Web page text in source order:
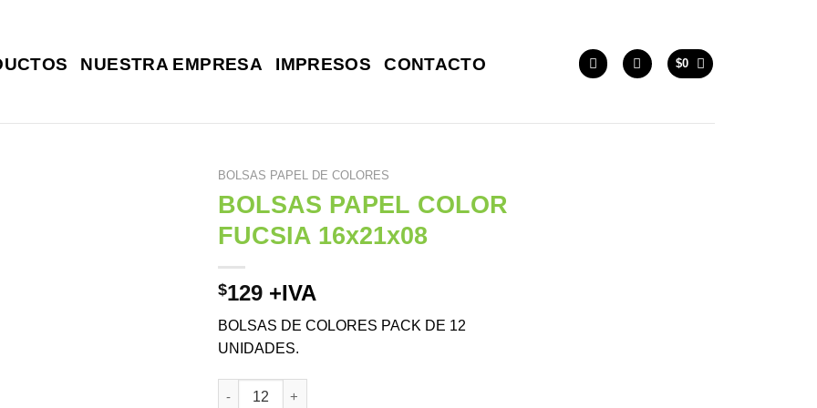
NUESTRA EMPRESA IMPRESOS CONTACTO $0
BOLSAS PAPEL DE COLORES
BOLSAS PAPEL COLOR
FUCSIA 16x21x08
$129 +IVA
BOLSAS DE COLORES PACK DE 12
UNIDADES.
BOLSAS PAPEL COLOR FUCSIA 16x21x08 cantidad